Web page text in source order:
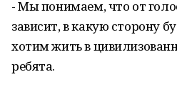
- Мы понимаем, что от
зависит, в какую сторону
хотим жить в
ребята.